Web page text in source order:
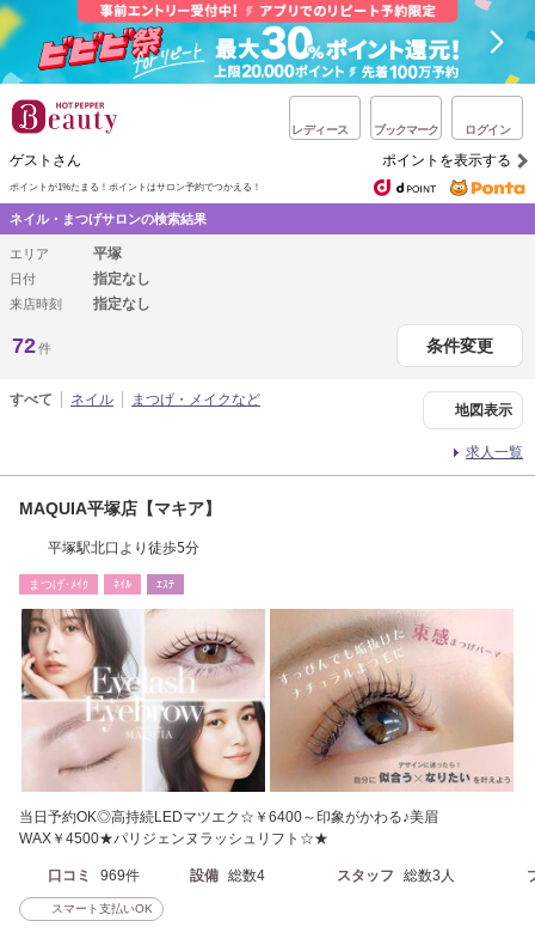
レディース ブックマーク ログイン
ゲストさん ポイントを表示する
ポイントが1%たまる！ ポイントはサロン予約でつかえる！
ネイル・まつげサロンの検索結果
エリア 平塚
日付 指定なし
来店時刻 指定なし
72件 条件変更
地図表示
すべて ネイル まつげ・メイクなど
求人一覧
MAQUIA平塚店【マキア】
平塚駅北口より徒歩5分
まつげ･ﾒｲｸ ﾈｲﾙ ｴｽﾃ
当日予約OK◎高持続LEDマツエク☆￥6400～印象がかわる♪美眉
WAX￥4500★パリジェンヌラッシュリフト☆★
口コミ 969件 設備 総数4 スタッフ 総数3人
スマート支払いOK